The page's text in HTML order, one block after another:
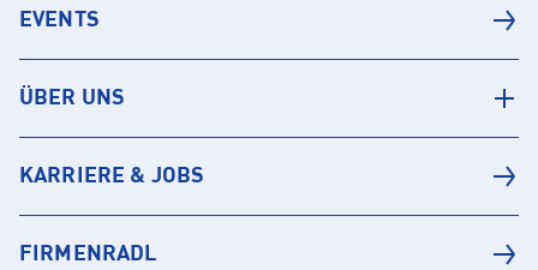
EVENTS
ÜBER UNS
KARRIERE & JOBS
FIRMENRADL